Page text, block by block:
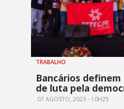
TRABALHO
Bancários
de luta pela
07 AGOSTO, 2023 - 10H25